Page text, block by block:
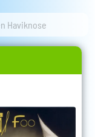
Haviknose